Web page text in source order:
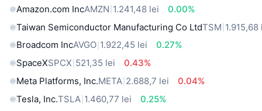
Amazon.com IncAMZN 1.241,48 lei
0.00%
Taiwan Semiconductor Manufacturing Co LtdTSM 1.915,68
Broadcom IncAVGO 1.922,45 lei
0.27%
SpaceXSPCX 521,35 lei
0.43%
Meta Platforms, Inc.META 2.688,7 lei
0.04%
Tesla, Inc.TSLA 1.460,77 lei
0.25%